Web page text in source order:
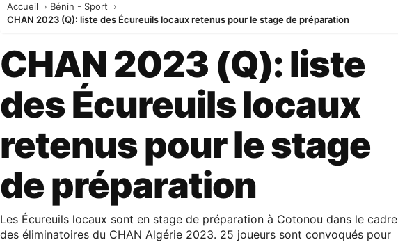
Accueil
Bénin - Sport
CHAN 2023 (Q): liste des Écureuils locaux retenus pour le stage de préparation
CHAN 2023 (Q): liste
des Écureuils locaux
retenus pour le stage
de préparation
Les Écureuils locaux sont en stage de préparation à Cotonou dans le cadre
des éliminatoires du CHAN Algérie 2023. 25 joueurs sont convoqués pour